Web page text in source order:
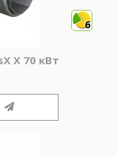
6
X 70 кВт